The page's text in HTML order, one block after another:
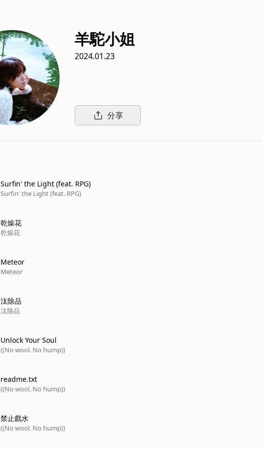
羊駝小姐
2024.01.23
分享
Surfin' the Light (feat. RPG)
Surfin' the Light (feat. RPG)
乾燥花
乾燥花
Meteor
Meteor
汰除品
汰除品
Unlock Your Soul
((No wool. No hump))
readme.txt
((No wool. No hump))
禁止戲水
((No wool. No hump))